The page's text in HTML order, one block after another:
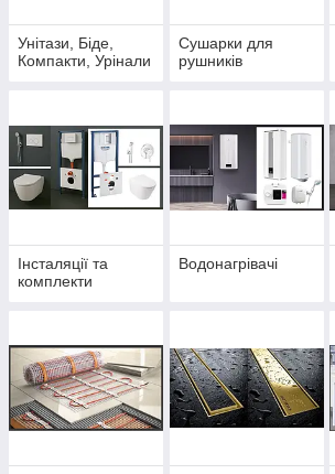
Унітази, Біде,
Компакти, Урінали
Сушарки для
рушників
Інсталяції та
комплекти
Водонагрівачі